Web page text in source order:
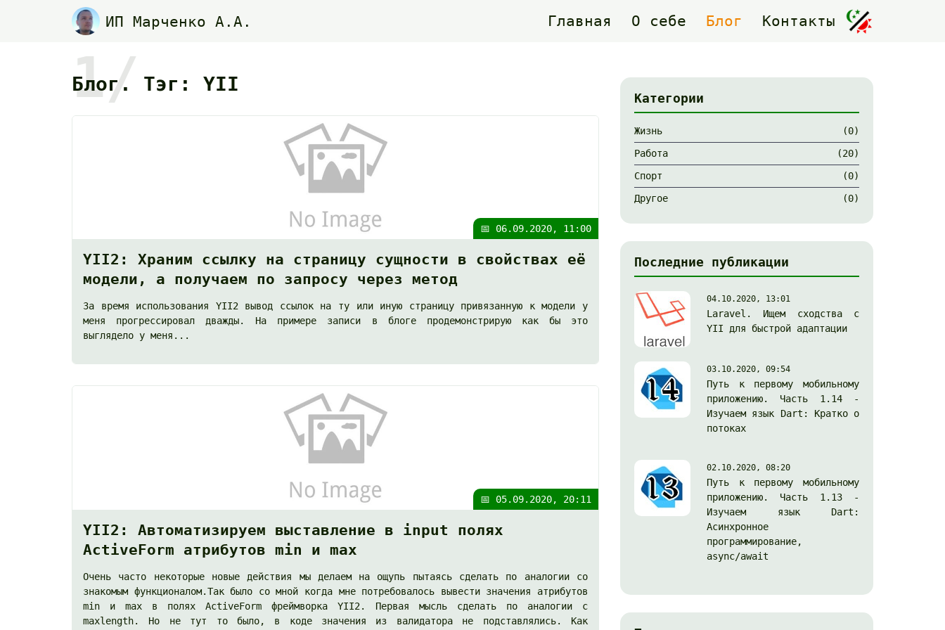
ИП Марченко А.А. Главная О себе Блог Контакты
1/
Блог. Тэг: YII
📅 06.09.2020, 11:00
YII2: Храним ссылку на страницу сущности в свойствах её
модели, а получаем по запросу через метод
За время использования YII2 вывод ссылок на ту или иную страницу привязанную к модели у
меня прогрессировал дважды. На примере записи в блоге продемонстрирую как бы это
выглядело у меня...
📅 05.09.2020, 20:11
YII2: Автоматизируем выставление в input полях
ActiveForm атрибутов min и max
Очень часто некоторые новые действия мы делаем на ощупь пытаясь сделать по аналогии со
знакомым функционалом.Так было со мной когда мне потребовалось вывести значения атрибутов
min и max в полях ActiveForm фреймворка YII2. Первая мысль сделать по аналогии с
maxlength. Но не тут то было, в коде значения из валидатора не подставлялись. Как
Категории
Жизнь
(0)
Работа
(20)
Спорт
(0)
Другое
(0)
Последние публикации
04.10.2020, 13:01
Laravel. Ищем сходства с
YII для быстрой адаптации
03.10.2020, 09:54
Путь к первому мобильному
приложению. Часть 1.14 -
Изучаем язык Dart: Кратко о
потоках
02.10.2020, 08:20
Путь к первому мобильному
приложению. Часть 1.13 -
Изучаем язык Dart:
Асинхронное
программирование,
async/await